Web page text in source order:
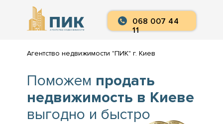
068 007 44
11
Агентство недвижимости "ПИК" г. Киев
068 007 44
11
Поможем продать
недвижимость в Киеве
выгодно и быстро